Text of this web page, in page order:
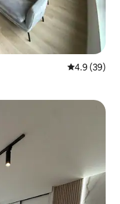
レビュー39
4.9 (39)